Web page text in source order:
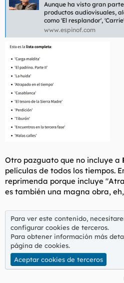
Aunque ha visto gran
productos audiovisuales,
como 'El resplandor',
www.espinof.com
Otro pazguato que no incluye a
películas de todos los tiempos.
reprimenda porque incluye
es también una magna obra,
Para ver este contenido,
configurar cookies de terceros.
Para obtener información más
página de cookies.
Aceptar cookies de terceros